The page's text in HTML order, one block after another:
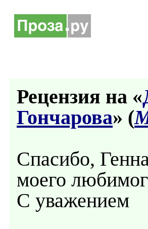
Рецензия на «
Гончарова» (
Спасибо,
моего
С уважением